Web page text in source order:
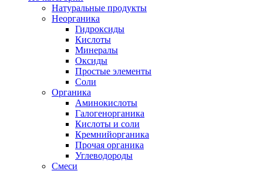
Натуральные продукты
Неорганика
Гидроксиды
Кислоты
Минералы
Оксиды
Простые элементы
Соли
Органика
Аминокислоты
Галогенорганика
Кислоты и соли
Кремнийорганика
Прочая органика
Углеводороды
Смеси